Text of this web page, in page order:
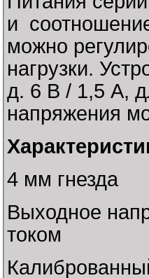
и
можно
нагрузки.
д. 6 В / 1,5 А,
напряжения
4 мм гнезда
Выходное
током